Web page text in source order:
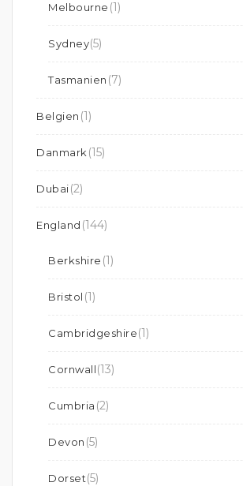
Melbourne (1)
Sydney(5)
Tasmanien (7)
Belgien (1)
Danmark (15)
Dubai(2)
England (144)
Berkshire (1)
Bristol (1)
Cambridgeshire(1)
Cornwall(13)
Cumbria (2)
Devon (5)
Dorset(5)